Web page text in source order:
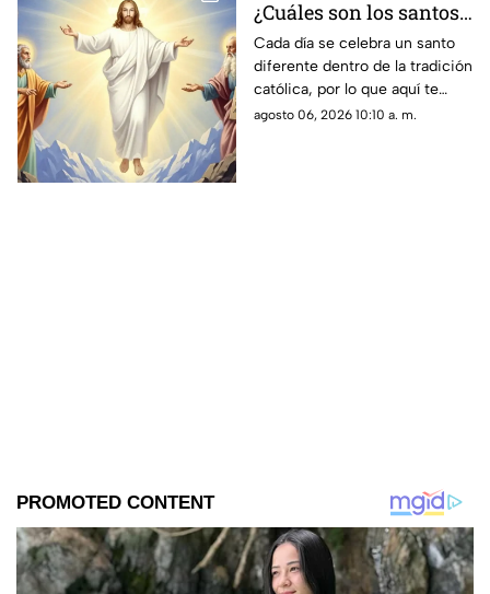
¿Cuáles son los santos
que se celebran este
jueves 6 de agosto de
2026?
Cada día se celebra un santo
diferente dentro de la tradición
católica, por lo que aquí te
compartimos el santoral
agosto 06, 2026 10:10 a. m.